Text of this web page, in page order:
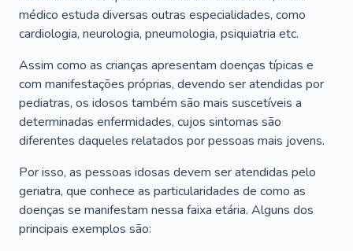
médico estuda diversas outras especialidades, como
cardiologia, neurologia, pneumologia, psiquiatria etc.
Assim como as crianças apresentam doenças típicas e
com manifestações próprias, devendo ser atendidas por
pediatras, os idosos também são mais suscetíveis a
determinadas enfermidades, cujos sintomas são
diferentes daqueles relatados por pessoas mais jovens.
Por isso, as pessoas idosas devem ser atendidas pelo
geriatra, que conhece as particularidades de como as
doenças se manifestam nessa faixa etária. Alguns dos
principais exemplos são: